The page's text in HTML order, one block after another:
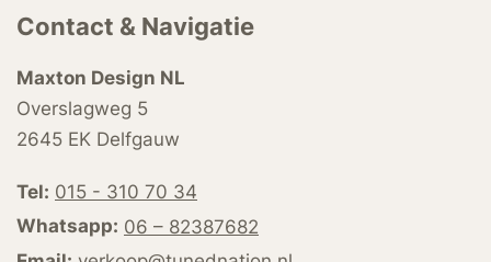
Contact & Navigatie
Maxton Design NL
Overslagweg 5
2645 EK Delfgauw
Tel: 015 - 310 70 34
Whatsapp: 06 – 82387682